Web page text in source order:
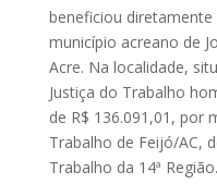
beneficiou
município acreano de
Acre. Na localidade,
Justiça do Trabalho
de R$ 136.091,01, por
Trabalho de Feijó/AC,
Trabalho da 14ª Região.